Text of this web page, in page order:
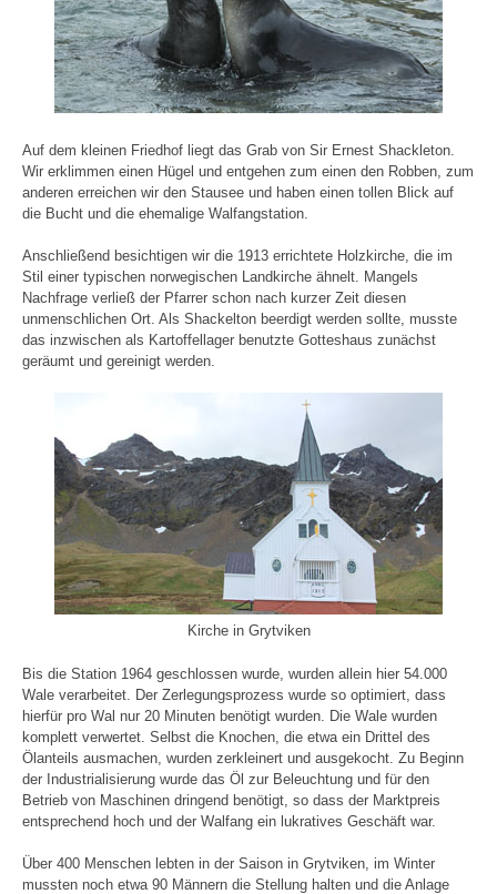
Auf dem kleinen Friedhof liegt das Grab von Sir Ernest Shackleton.
Wir erklimmen einen Hügel und entgehen zum einen den Robben, zum
anderen erreichen wir den Stausee und haben einen tollen Blick auf
die Bucht und die ehemalige Walfangstation.
Anschließend besichtigen wir die 1913 errichtete Holzkirche, die im
Stil einer typischen norwegischen Landkirche ähnelt. Mangels
Nachfrage verließ der Pfarrer schon nach kurzer Zeit diesen
unmenschlichen Ort. Als Shackelton beerdigt werden sollte, musste
das inzwischen als Kartoffellager benutzte Gotteshaus zunächst
geräumt und gereinigt werden.
Kirche in Grytviken
Bis die Station 1964 geschlossen wurde, wurden allein hier 54.000
Wale verarbeitet. Der Zerlegungsprozess wurde so optimiert, dass
hierfür pro Wal nur 20 Minuten benötigt wurden. Die Wale wurden
komplett verwertet. Selbst die Knochen, die etwa ein Drittel des
Ölanteils ausmachen, wurden zerkleinert und ausgekocht. Zu Beginn
der Industrialisierung wurde das Öl zur Beleuchtung und für den
Betrieb von Maschinen dringend benötigt, so dass der Marktpreis
entsprechend hoch und der Walfang ein lukratives Geschäft war.
Über 400 Menschen lebten in der Saison in Grytviken, im Winter
mussten noch etwa 90 Männern die Stellung halten und die Anlage